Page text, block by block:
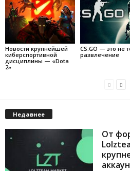
Новости крупнейшей
киберспортивной
дисциплины — «Dota
2»
CS:GO — это не
развлечение
Недавнее
От